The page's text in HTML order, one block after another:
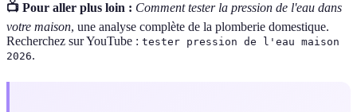
📺 Pour aller plus loin : Comment tester la pression de l'eau dans
votre maison, une analyse complète de la plomberie domestique.
Recherchez sur YouTube : tester pression de l'eau maison
2026.